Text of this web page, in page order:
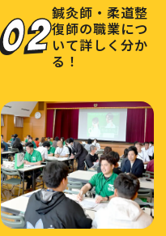
02鍼灸師・柔道整
復師の職業につ
いて詳しく分か
る！